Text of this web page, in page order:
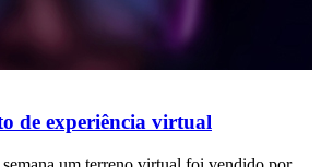
de experiência virtual